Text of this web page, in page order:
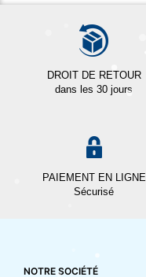
DROIT DE RETOUR
dans les 30 jours
PAIEMENT EN LIGNE
Sécurisé
NOTRE SOCIÉTÉ